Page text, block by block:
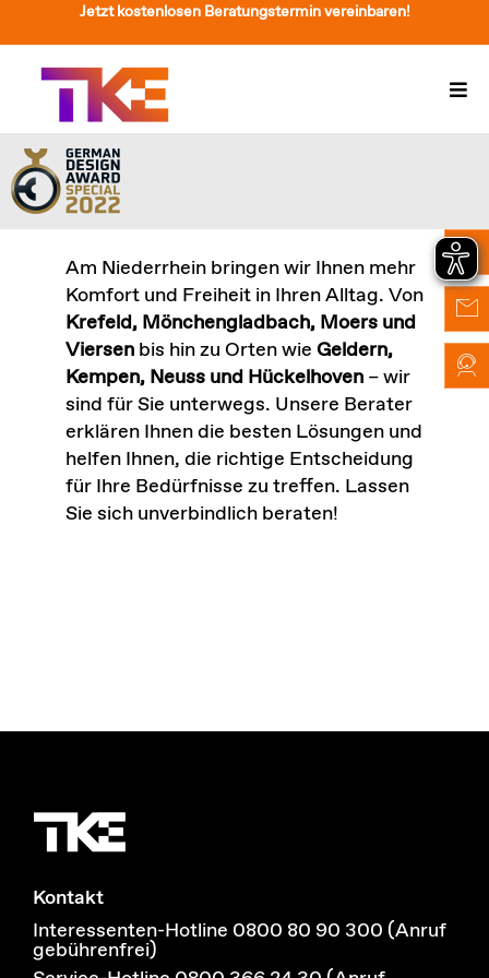
Inhalt
springen
Jetzt kostenlosen Beratungstermin vereinbaren!
Treppenlift
Preise
Service
Treppenliftberatung
Über Uns & Kontakt
Suche
nach:
Am Niederrhein bringen wir Ihnen mehr
Komfort und Freiheit in Ihren Alltag. Von
Krefeld, Mönchengladbach, Moers und
Viersen bis hin zu Orten wie Geldern,
Kempen, Neuss und Hückelhoven – wir
sind für Sie unterwegs. Unsere Berater
erklären Ihnen die besten Lösungen und
helfen Ihnen, die richtige Entscheidung
für Ihre Bedürfnisse zu treffen. Lassen
Sie sich unverbindlich beraten!
Kontakt
Interessenten-Hotline 0800 80 90 300 (Anruf
gebührenfrei)